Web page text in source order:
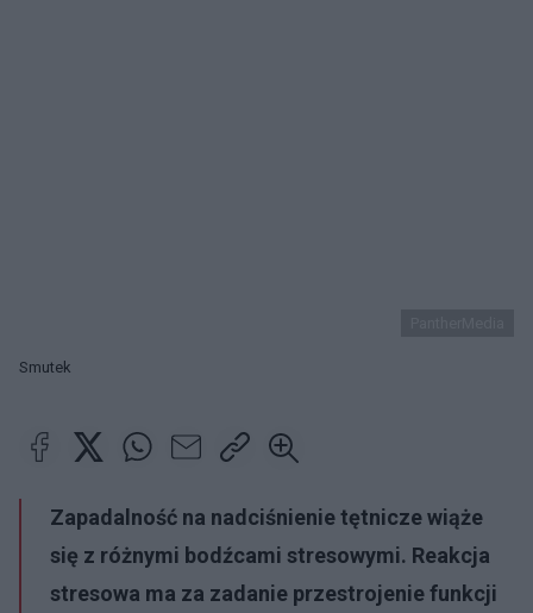
Smutek
Zapadalność na nadciśnienie tętniczewiąże
się z różnymi bodźcami stresowymi. Reakcja
stresowa ma za zadanie przestrojenie funkcji